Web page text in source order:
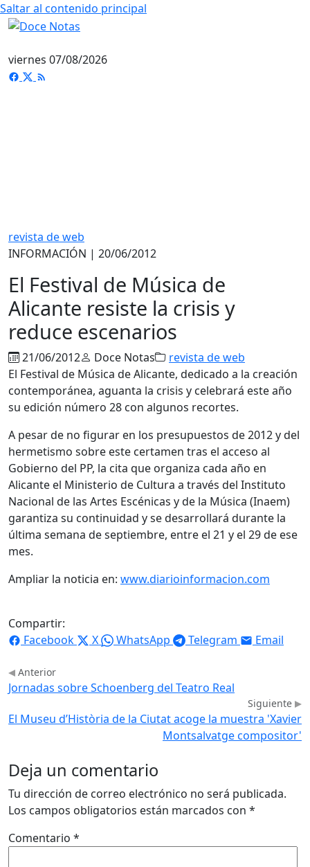
Saltar al contenido principal
viernes 07/08/2026
revista de web
INFORMACIÓN | 20/06/2012
El Festival de Música de
Alicante resiste la crisis y
reduce escenarios
21/06/2012 Doce Notas
revista de web
El Festival de Música de Alicante, dedicado a la creación
contemporánea, aguanta la crisis y celebrará este año
su edición número 28 con algunos recortes.
A pesar de no figurar en los presupuestos de 2012 y del
hermetismo sobre este certamen tras el acceso al
Gobierno del PP, la cita que organiza cada año en
Alicante el Ministerio de Cultura a través del Instituto
Nacional de las Artes Escénicas y de la Música (Inaem)
garantiza su continuidad y se desarrollará durante la
última semana de septiembre, entre el 21 y el 29 de ese
mes.
Ampliar la noticia en: www.diarioinformacion.com
Compartir:
Facebook
X WhatsApp Telegram Email
Anterior
Jornadas sobre Schoenberg del Teatro Real
Siguiente
El Museu d’Història de la Ciutat acoge la muestra 'Xavier
Montsalvatge compositor'
Deja un comentario
Tu dirección de correo electrónico no será publicada.
Los campos obligatorios están marcados con *
Comentario *